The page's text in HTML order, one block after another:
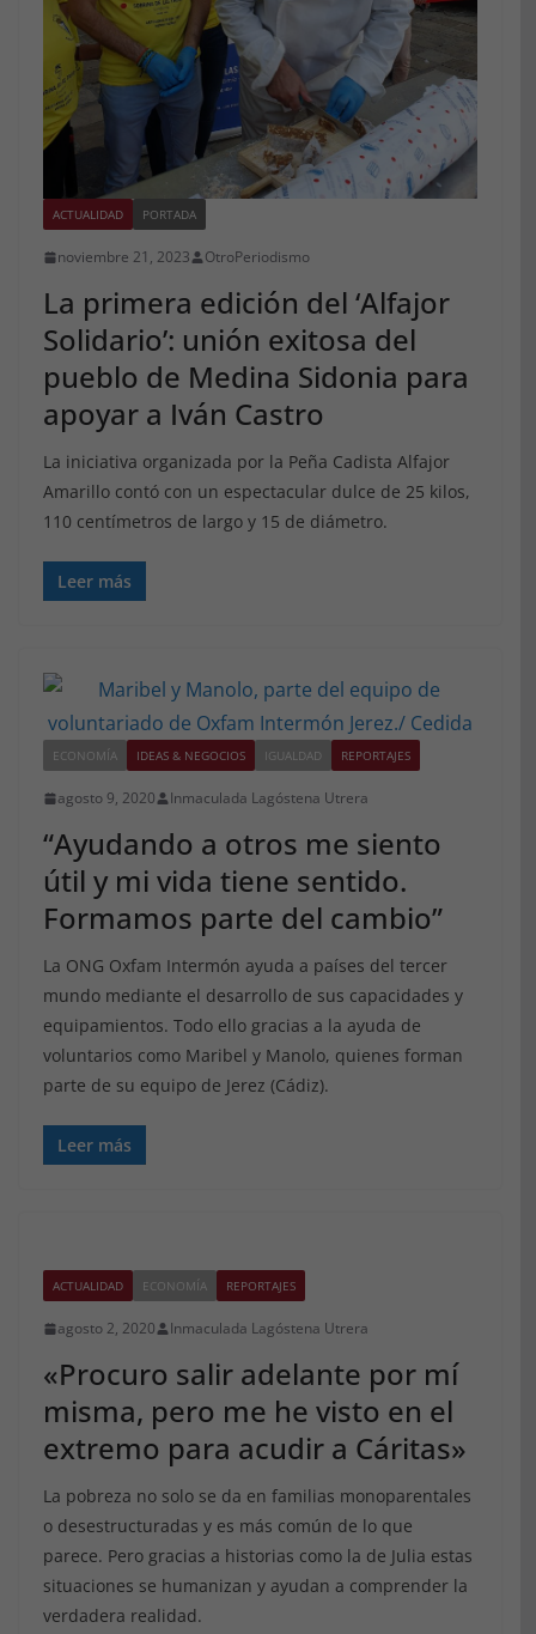
ACTUALIDAD PORTADA
noviembre 21, 2023 OtroPeriodismo
La primera edición del ‘Alfajor
Solidario’: unión exitosa del
pueblo de Medina Sidonia para
apoyar a Iván Castro
La iniciativa organizada por la Peña Cadista Alfajor
Amarillo contó con un espectacular dulce de 25 kilos,
110 centímetros de largo y 15 de diámetro.
Leer más
ECONOMÍA IDEAS & NEGOCIOS IGUALDAD REPORTAJES
agosto 9, 2020 Inmaculada Lagóstena Utrera
“Ayudando a otros me siento
útil y mi vida tiene sentido.
Formamos parte del cambio”
La ONG Oxfam Intermón ayuda a países del tercer
mundo mediante el desarrollo de sus capacidades y
equipamientos. Todo ello gracias a la ayuda de
voluntarios como Maribel y Manolo, quienes forman
parte de su equipo de Jerez (Cádiz).
Leer más
ACTUALIDAD ECONOMÍA REPORTAJES
agosto 2, 2020 Inmaculada Lagóstena Utrera
«Procuro salir adelante por mí
misma, pero me he visto en el
extremo para acudir a Cáritas»
La pobreza no solo se da en familias monoparentales
o desestructuradas y es más común de lo que
parece. Pero gracias a historias como la de Julia estas
situaciones se humanizan y ayudan a comprender la
verdadera realidad.